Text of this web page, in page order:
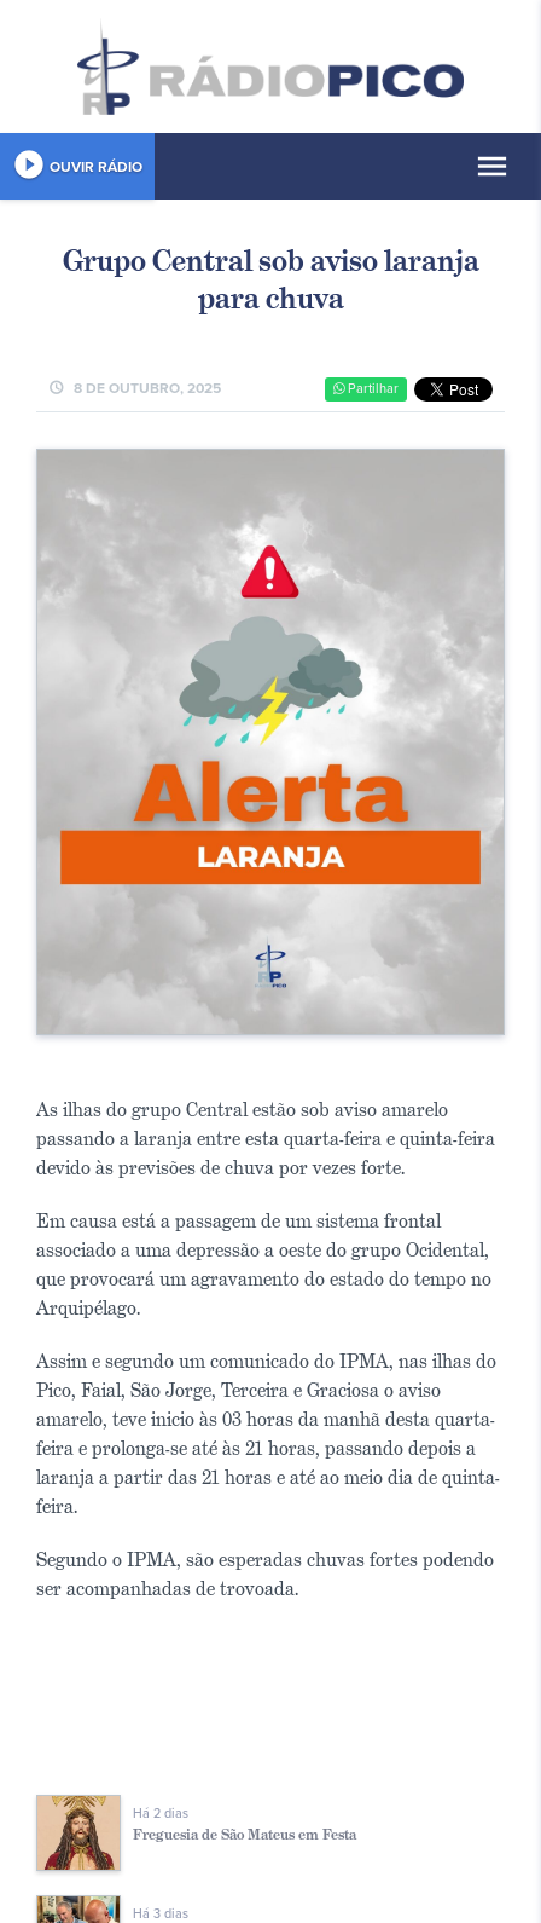
play_circle_filled OUVIR RÁDIO menu
Grupo Central sob aviso laranja
para chuva
schedule 8 DE OUTUBRO, 2025 Partilhar
As ilhas do grupo Central estão sob aviso amarelo
passando a laranja entre esta quarta-feira e quinta-feira
devido às previsões de chuva por vezes forte.
Em causa está a passagem de um sistema frontal
associado a uma depressão a oeste do grupo Ocidental,
que provocará um agravamento do estado do tempo no
Arquipélago.
Assim e segundo um comunicado do IPMA, nas ilhas do
Pico, Faial, São Jorge, Terceira e Graciosa o aviso
amarelo, teve inicio às 03 horas da manhã desta quarta-
feira e prolonga-se até às 21 horas, passando depois a
laranja a partir das 21 horas e até ao meio dia de quinta-
feira.
Segundo o IPMA, são esperadas chuvas fortes podendo
ser acompanhadas de trovoada.
Há 2 dias
Freguesia de São Mateus em Festa
Há 3 dias